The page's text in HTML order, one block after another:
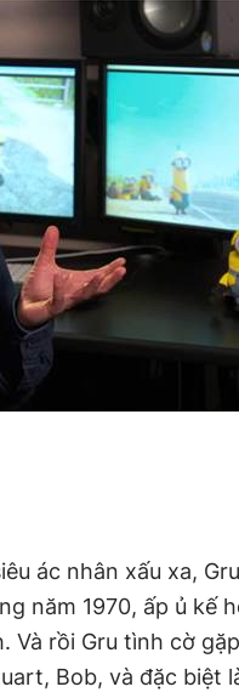
ác nhân xấu xa,
năm 1970, ấp ủ kế
Và rồi Gru tình cờ
Bob, và đặc biệt